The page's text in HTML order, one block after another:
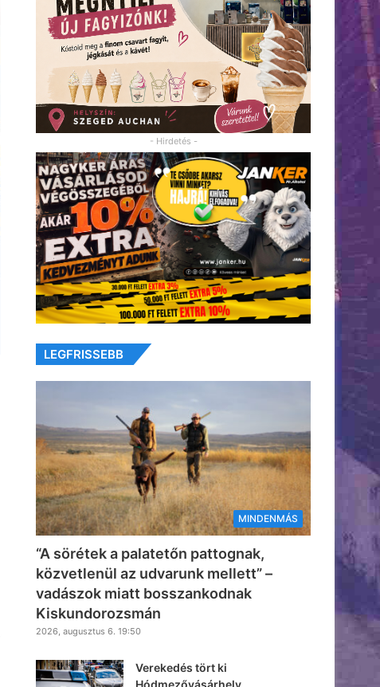
- Hirdetés -
LEGFRISSEBB
MINDENMÁS
“A sörétek a palatetőn pattognak,
közvetlenül az udvarunk mellett” –
vadászok miatt bosszankodnak
Kiskundorozsmán
2026, augusztus 6. 19:50
Verekedés tört ki